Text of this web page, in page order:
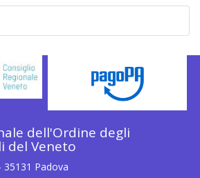
dell'Ordine degli
del Veneto
Padova